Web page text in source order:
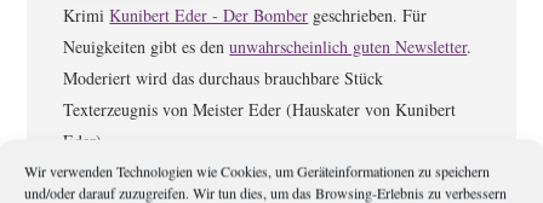
Wir verwenden Technologien wie Cookies, um Geräteinformationen zu speichern
und/oder darauf zuzugreifen. Wir tun dies, um das Browsing-Erlebnis zu verbessern
KrimiKunibert Eder - Der Bomber geschrieben. Für
Neuigkeiten gibt es denunwahrscheinlich guten Newsletter.
Moderiert wird das durchaus brauchbare Stück
Texterzeugnis von Meister Eder (Hauskater von Kunibert
Eder).